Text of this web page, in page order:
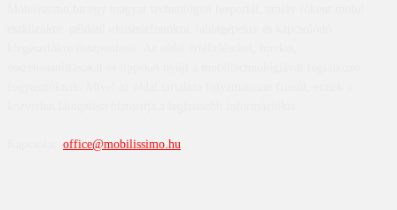
office@mobilissimo.hu